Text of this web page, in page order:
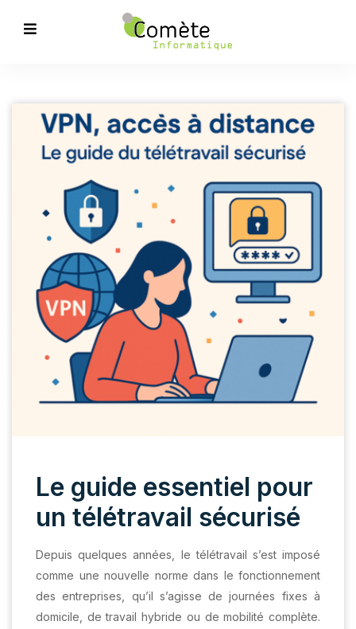
Le guide essentiel pour
un télétravail sécurisé
Depuis quelques années, le télétravail s’est imposé
comme une nouvelle norme dans le fonctionnement
des entreprises, qu’il s’agisse de journées fixes à
domicile, de travail hybride ou de mobilité complète.